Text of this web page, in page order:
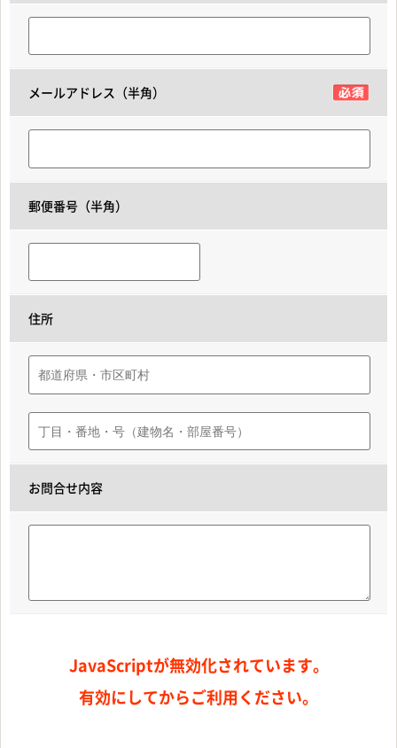
メールアドレス（半角）
郵便番号（半角）
住所
お問合せ内容
JavaScriptが無効化されています。
有効にしてからご利用ください。